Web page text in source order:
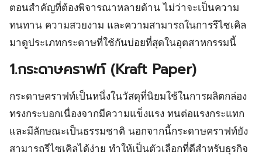
ตอนสำคัญที่ต้องพิจารณาหลายด้าน ไม่ว่าจะเป็นความ
ทนทาน ความสวยงาม และความสามารถในการรีไซเคิล
มาดูประเภทกระดาษที่ใช้กันบ่อยที่สุดในอุตสาหกรรมนี้
1.กระดาษคราฟท์ (Kraft Paper)
กระดาษคราฟท์เป็นหนึ่งในวัสดุที่นิยมใช้ในการผลิตกล่อง
ทรงกระบอกเนื่องจากมีความแข็งแรง ทนต่อแรงกระแทก
และมีลักษณะเป็นธรรมชาติ นอกจากนี้กระดาษคราฟท์ยัง
สามารถรีไซเคิลได้ง่าย ทำให้เป็นตัวเลือกที่ดีสำหรับธุรกิจ